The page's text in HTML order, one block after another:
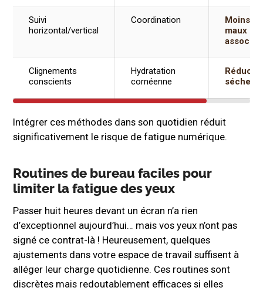
Suivi
horizontal/vertical
Coordination
Moins de
maux de
associés
Clignements
conscients
Hydratation
cornéenne
Intégrer ces méthodes dans son quotidien réduit
significativement le risque de fatigue numérique.
Routines de bureau faciles pour
limiter la fatigue des yeux
Passer huit heures devant un écran n’a rien
d’exceptionnel aujourd’hui… mais vos yeux n’ont pas
signé ce contrat-là ! Heureusement, quelques
ajustements dans votre espace de travail suffisent à
alléger leur charge quotidienne. Ces routines sont
discrètes mais redoutablement efficaces si elles